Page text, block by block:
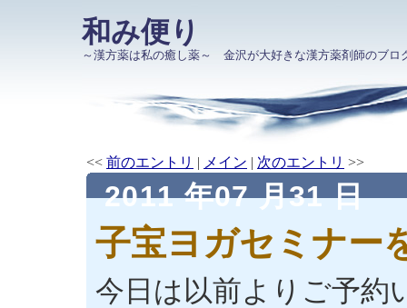
和み便り
～漢方薬は私の癒し薬～ 金沢が大好きな漢方薬剤師のブ
<< 前のエントリ | メイン | 次のエントリ >>
2011 年07 月31 日
子宝ヨガセミナー
今日は以前よりご予約